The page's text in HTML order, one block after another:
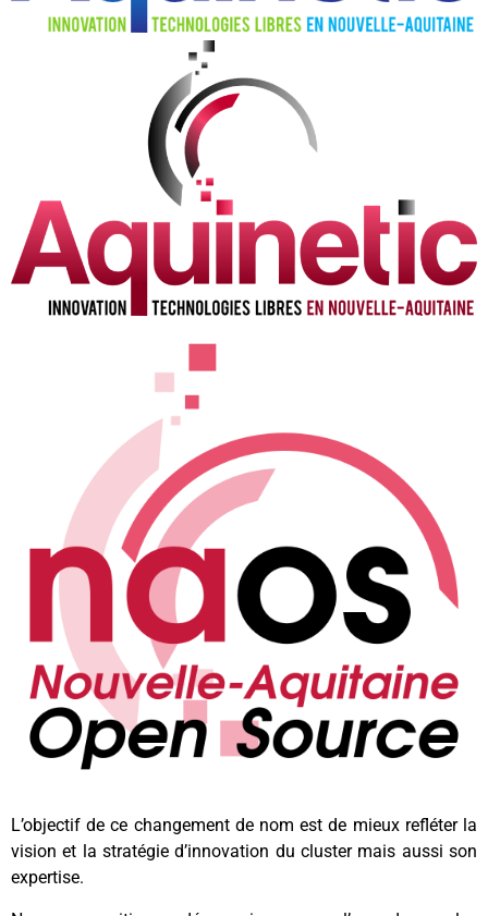
L’objectif de ce changement de nom est de mieux refléter la
vision et la stratégie d’innovation du cluster mais aussi son
expertise.